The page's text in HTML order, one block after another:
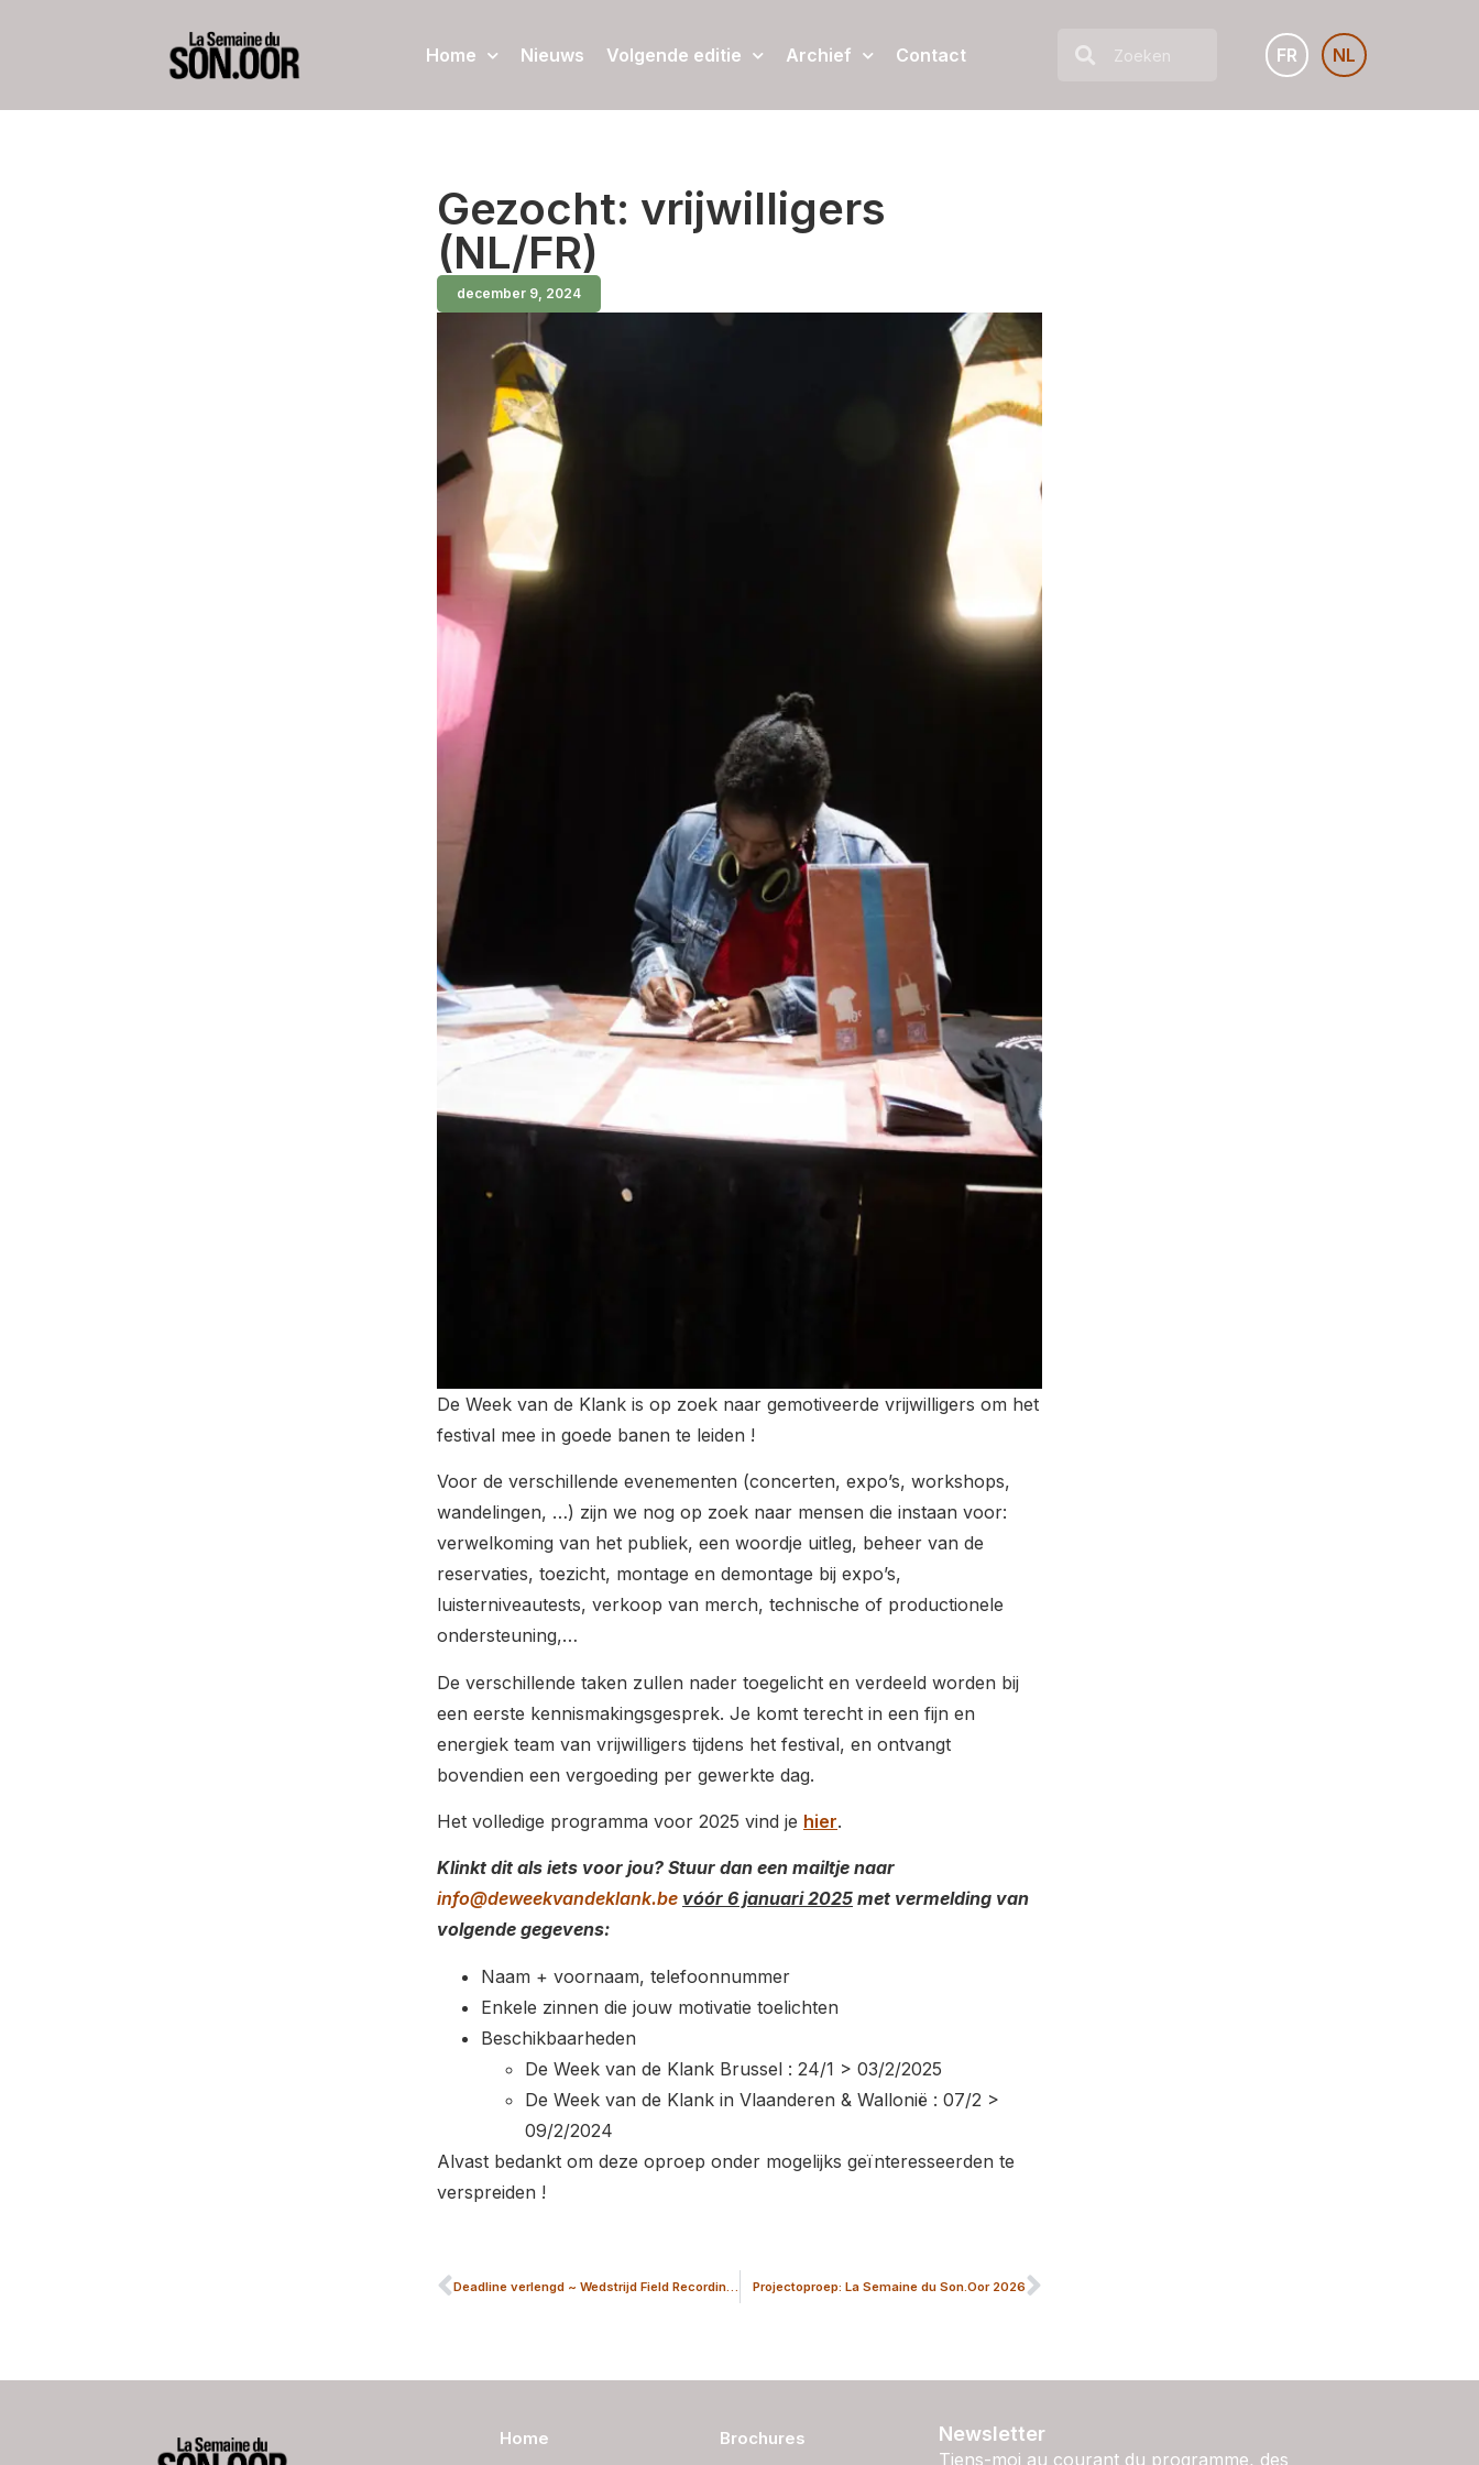
Home Nieuws Volgende editie Archief Contact FR NL
Gezocht: vrijwilligers
(NL/FR)
december 9, 2024
De Week van de Klank is op zoek naar gemotiveerde vrijwilligers om het
festival mee in goede banen te leiden !
Voor de verschillende evenementen (concerten, expo’s, workshops,
wandelingen, …) zijn we nog op zoek naar mensen die instaan voor:
verwelkoming van het publiek, een woordje uitleg, beheer van de
reservaties, toezicht, montage en demontage bij expo’s,
luisterniveautests, verkoop van merch, technische of productionele
ondersteuning,…
De verschillende taken zullen nader toegelicht en verdeeld worden bij
een eerste kennismakingsgesprek. Je komt terecht in een fijn en
energiek team van vrijwilligers tijdens het festival, en ontvangt
bovendien een vergoeding per gewerkte dag.
Het volledige programma voor 2025 vind je hier.
Klinkt dit als iets voor jou? Stuur dan een mailtje naar
info@deweekvandeklank.be vóór 6 januari 2025 met vermelding van
volgende gegevens:
Naam + voornaam, telefoonnummer
Enkele zinnen die jouw motivatie toelichten
Beschikbaarheden
De Week van de Klank Brussel : 24/1 > 03/2/2025
De Week van de Klank in Vlaanderen & Wallonië : 07/2 >
09/2/2024
Alvast bedankt om deze oproep onder mogelijks geïnteresseerden te
verspreiden !
Projectoproep: La Semaine du Son.Oor 2026
Home Brochures Newsletter
Tiens-moi au courant du programme, des